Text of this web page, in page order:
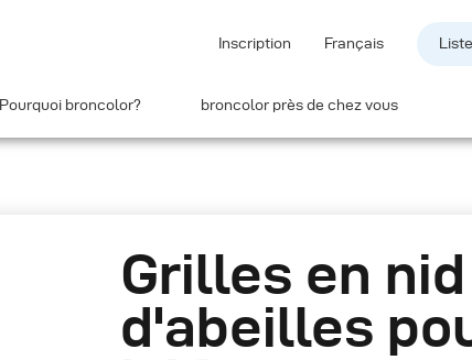
Inscription Français
Pourquoi broncolor? broncolor près de chez vous
Grilles en nid
d'abeilles